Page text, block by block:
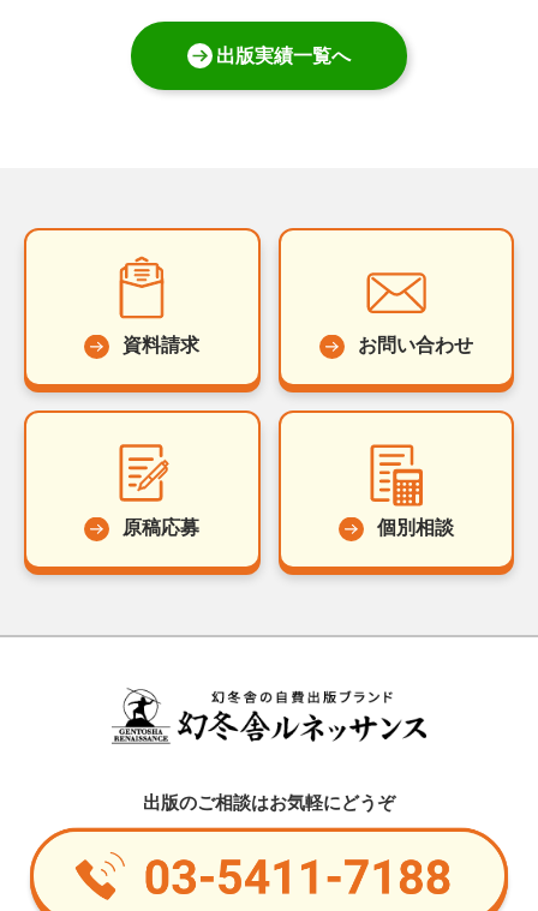
出版実績一覧へ
資料請求 お問い合わせ
原稿応募 個別相談
出版のご相談はお気軽にどうぞ